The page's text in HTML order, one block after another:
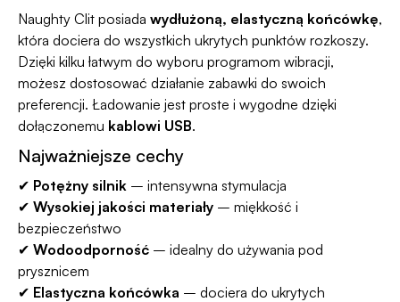
Naughty Clit posiada wydłużoną, elastyczną końcówkę,
która dociera do wszystkich ukrytych punktów rozkoszy.
Dzięki kilku łatwym do wyboru programom wibracji,
możesz dostosować działanie zabawki do swoich
preferencji. Ładowanie jest proste i wygodne dzięki
dołączonemu kablowi USB.
Najważniejsze cechy
✔ Potężny silnik – intensywna stymulacja
✔ Wysokiej jakości materiały – miękkość i
bezpieczeństwo
✔ Wodoodporność – idealny do używania pod
prysznicem
✔ Elastyczna końcówka – dociera do ukrytych